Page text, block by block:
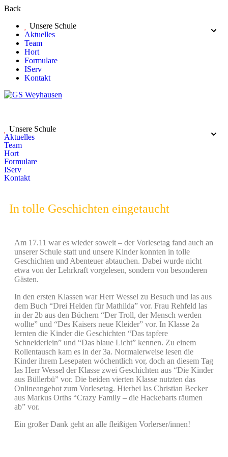
Back
Unsere Schule
Aktuelles
Team
Hort
Formulare
IServ
Kontakt
Unsere Schule
Aktuelles
Team
Hort
Formulare
IServ
Kontakt
In tolle Geschichten eingetaucht
Am 17.11 war es wieder soweit – der Vorlesetag fand auch an
unserer Schule statt und unsere Kinder konnten in tolle
Geschichten und Abenteuer abtauchen. Dabei wurde nicht
etwa von der Lehrkraft vorgelesen, sondern von besonderen
Gästen.
In den ersten Klassen war Herr Wessel zu Besuch und las aus
dem Buch “Drei Helden für Mathilda” vor. Frau Rehfeld las
in der 2b aus den Büchern “Der Troll, der Mensch werden
wollte” und “Des Kaisers neue Kleider” vor. In Klasse 2a
lernten die Kinder die Geschichten “Das tapfere
Schneiderlein” und “Das blaue Licht” kennen. Zu einem
Rollentausch kam es in der 3a. Normalerweise lesen die
Kinder ihrem Lesepaten wöchentlich vor, doch an diesem Tag
las Herr Wessel der Klasse zwei Geschichten aus “Die Kinder
aus Büllerbü” vor. Die beiden vierten Klasse nutzten das
Onlineangebot zum Vorlesetag. Hierbei las Christian Becker
aus Markus Orths “Crazy Family – die Hackebarts räumen
ab” vor.
Ein großer Dank geht an alle fleißigen Vorlerser/innen!